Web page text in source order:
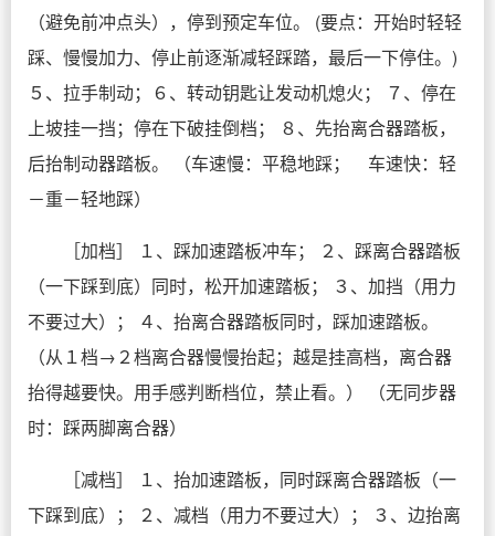
（避免前冲点头），停到预定车位。 (要点：开始时轻轻
踩、慢慢加力、停止前逐渐减轻踩踏，最后一下停住。)
５、拉手制动；６、转动钥匙让发动机熄火； ７、停在
上坡挂一挡；停在下破挂倒档； ８、先抬离合器踏板，
后抬制动器踏板。 （车速慢：平稳地踩； 车速快：轻
－重－轻地踩）
［加档］ １、踩加速踏板冲车； ２、踩离合器踏板
（一下踩到底）同时，松开加速踏板； ３、加挡（用力
不要过大）； ４、抬离合器踏板同时，踩加速踏板。
（从１档→２档离合器慢慢抬起；越是挂高档，离合器
抬得越要快。用手感判断档位，禁止看。） （无同步器
时：踩两脚离合器）
［减档］ １、抬加速踏板，同时踩离合器踏板（一
下踩到底）； ２、减档（用力不要过大）； ３、边抬离